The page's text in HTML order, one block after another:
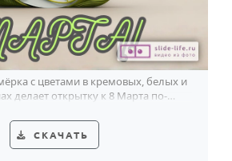
с цветами в кремовых, белых и
делает открытку к 8 Марта по-
СКАЧАТЬ